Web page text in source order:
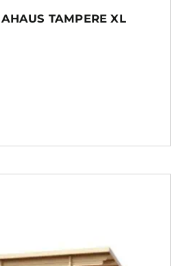
TAMPERE XL